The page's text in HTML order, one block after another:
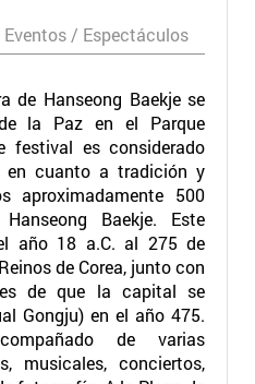
Eventos / Espectáculos
de Hanseong Baekje se
la Paz en el Parque
festival es considerado
en cuanto a tradición y
aproximadamente 500
Baekje. Este
año 18 a.C. al 275 de
de Corea, junto con
de que la capital se
Gongju) en el año 475.
de varias
musicales, conciertos,